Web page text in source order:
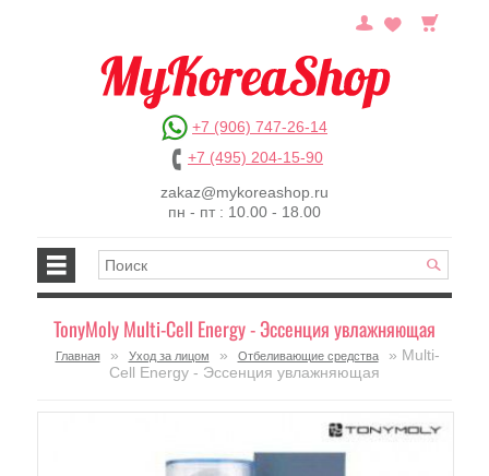
+7 (906) 747-26-14
+7 (495) 204-15-90
zakaz@mykoreashop.ru
пн - пт : 10.00 - 18.00
TonyMoly Multi-Cell Energy - Эссенция увлажняющая
Главная » Уход за лицом » Отбеливающие средства
» Multi-
Cell Energy - Эссенция увлажняющая